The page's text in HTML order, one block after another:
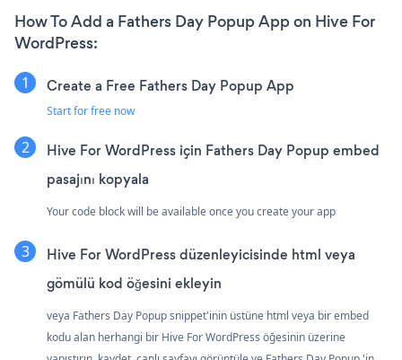
How To Add a Fathers Day Popup App on Hive For
WordPress:
Create a Free Fathers Day Popup App
Start for free now
Hive For WordPress için Fathers Day Popup embed
pasajını kopyala
Your code block will be available once you create your app
Hive For WordPress düzenleyicisinde html veya
gömülü kod öğesini ekleyin
veya Fathers Day Popup snippet'inin üstüne html veya bir embed
kodu alan herhangi bir Hive For WordPress öğesinin üzerine